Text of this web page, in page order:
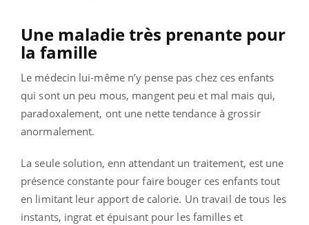
Une maladie très prenante pour
la famille
Le médecin lui-même n’y pense pas chez ces enfants
qui sont un peu mous, mangent peu et mal mais qui,
paradoxalement, ont une nette tendance à grossir
anormalement.
La seule solution, enn attendant un traitement, est une
présence constante pour faire bouger ces enfants tout
en limitant leur apport de calorie. Un travail de tous les
instants, ingrat et épuisant pour les familles et